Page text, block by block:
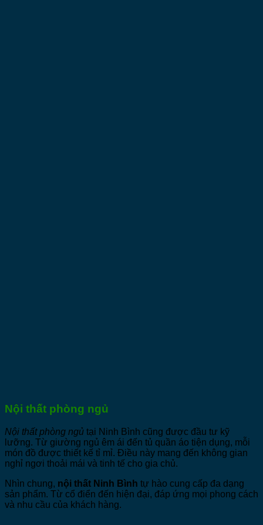
Nội thất phòng ngủ
Nội thất phòng ngủ tại Ninh Bình cũng được đầu tư kỹ
lưỡng. Từ giường ngủ êm ái đến tủ quần áo tiện dụng, mỗi
món đồ được thiết kế tỉ mỉ. Điều này mang đến không gian
nghỉ ngơi thoải mái và tinh tế cho gia chủ.
Nhìn chung, nội thất Ninh Bình tự hào cung cấp đa dạng
sản phẩm. Từ cổ điển đến hiện đại, đáp ứng mọi phong cách
và nhu cầu của khách hàng.